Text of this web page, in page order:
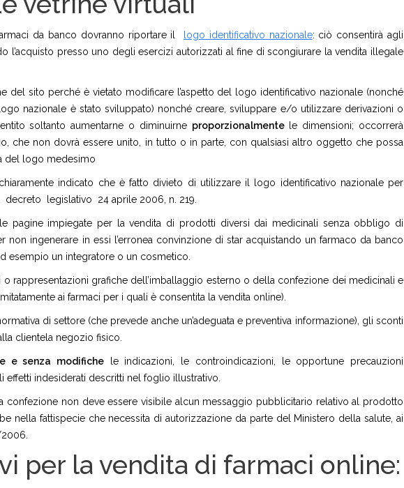
da banco dovranno riportare il logo identificativo nazionale: ciò consentirà agli
l’acquisto presso uno degli esercizi autorizzati al fine di scongiurare la vendita illegale
del sito perché è vietato modificare l’aspetto del logo identificativo nazionale (nonché
nazionale è stato sviluppato) nonché creare, sviluppare e/o utilizzare derivazioni o
soltanto aumentarne o diminuirne proporzionalmentele dimensioni; occorrerà
che non dovrà essere unito, in tutto o in parte, con qualsiasi altro oggetto che possa
del logo medesimo
indicato che è fatto divieto di utilizzare il logo identificativo nazionale per
legislativo 24 aprile 2006, n. 219.
pagine impiegate per la vendita di prodotti diversi dai medicinali senza obbligo di
ingenerare in essi l’erronea convinzione di star acquistando un farmaco da banco
esempio un integratore o un cosmetico.
o rappresentazioni grafiche dell’imballaggio esterno o della confezione dei medicinali e
ai farmaci per i quali è consentita la vendita online).
di settore (che prevede anche un’adeguata e preventiva informazione), gli sconti
clientela negozio fisico.
e senza modifiche le indicazioni, le controindicazioni, le opportune precauzioni
effetti indesiderati descritti nel foglio illustrativo.
confezione non deve essere visibile alcun messaggio pubblicitario relativo al prodotto
nella fattispecie che necessita di autorizzazione da parte del Ministero della salute, ai
per la vendita di farmaci online: